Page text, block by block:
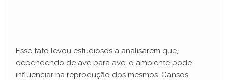
Esse fato levou estudiosos a analisarem que,
dependendo de ave para ave, o ambiente pode
influenciar na reprodução dos mesmos. Gansos